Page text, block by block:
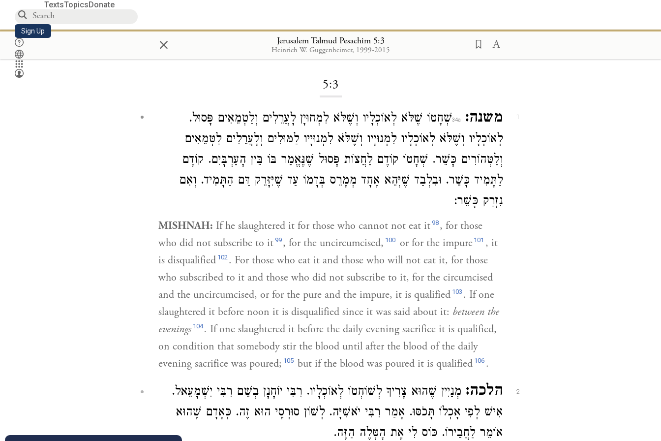
TextsTopicsDonate
Sign Up × Jerusalem Talmud Pesachim 5:3
Heinrich W. Guggenheimer, 1999-2015
Loading...
5:3
1 משנה:
שְׁחָטוֹ שֶׁלֹּא לְאוֹכְלָיו וְשֶׁלֹּא לִמְחוּיָן לָעֲרֵלִים וְלַטְמֵאִים פָּסוּל.
לְאוֹכְלָיו וְשֶׁלֹּא לְאוֹכְלָיו לִמְנוּיָיו וְשֶׁלֹּא לִמְנוּיָיו לַמּוּלִים וְלָעֲרֵלִים לַטְּמֵאִים
וְלַטְּהוֹרִים כָּשֵׁר. שְׁחָטוֹ קוֹדֶם לַחֲצוֹת פָּסוּל שֶׁנֶּאֱמַר בּוֹ בֵּין הָעַרְבָּיִם. קוֹדֶם
לַתָּמִיד כָּשֵׁר. וּבִלְבַד שֶׁיְּהֵא אֶחָד מְמָרֵס בְּדָמוֹ עַד שֶׁיִּזָּרֵק דַּם הַתָּמִיד. וְאִם
נִזְרַק כָּשֵׁר:
MISHNAH: If he slaughtered it for those who cannot not eat it98, for those
who did not subscribe to it99, for the uncircumcised, 100 or for the impure101 , it
is disqualified 102. For those who eat it and those who will not eat it, for those
who subscribed to it and those who did not subscribe to it, for the circumcised
and the uncircumcised, or for the pure and the impure, it is qualified 103 . If one
slaughtered it before noon it is disqualified since it was said about it: between the
evenings 104. If one slaughtered it before the daily evening sacrifice it is qualified,
on condition that somebody stir the blood until after the blood of the daily
evening sacrifice was poured; 105 but if the blood was poured it is qualified 106 .
2 הלכה: מְנַיִין שֶׁהוּא צָרִיךְ לְשׁוֹחְטוֹ לְאוֹכְלָיו. רִבִּי יוֹחָנָן בְשֵׁם רִבִּי יִשְׁמָעֵאל.
אִישׁ לְפִי אָכְלוֹ תָּכֹסּוּ. אָמַר רִבִּי יֹאשִׁיָּה. לְשׁוֹן סוּרְסֶי הוּא זֶה. כְּאָדָם שֶׁהוּא
אוֹמֵר לַחֲבֵירוֹ. כּוֹס לִי אֶת הָטְּלֶה הַזֶּה.